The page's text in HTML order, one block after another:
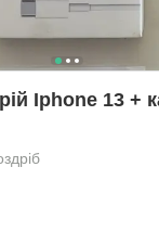
Iphone 13 +